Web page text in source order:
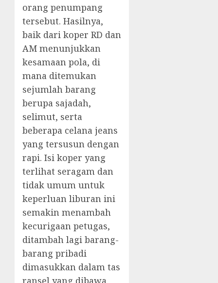
orang penumpang
tersebut. Hasilnya,
baik dari koper RD dan
AM menunjukkan
kesamaan pola, di
mana ditemukan
sejumlah barang
berupa sajadah,
selimut, serta
beberapa celana jeans
yang tersusun dengan
rapi. Isi koper yang
terlihat seragam dan
tidak umum untuk
keperluan liburan ini
semakin menambah
kecurigaan petugas,
ditambah lagi barang-
barang pribadi
dimasukkan dalam tas
ransel yang dibawa